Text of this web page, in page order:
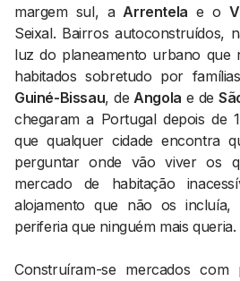
Pesquisar
margem sul, aArrentela e o
Seixal. Bairros autoconstruídos,
luz do planeamento urbano que
habitados sobretudo por
Guiné-Bissau, deAngola e de
chegaram a Portugal depois de
que qualquer cidade encontra
perguntar onde vão viver os
mercado de habitação
alojamento que não os
periferia que ninguém mais queria.
Construíram-se mercados com